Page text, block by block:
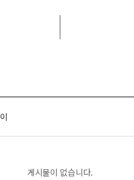
게시물이 없습니다.